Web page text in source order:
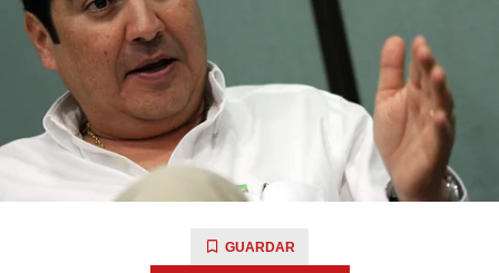
GUARDAR